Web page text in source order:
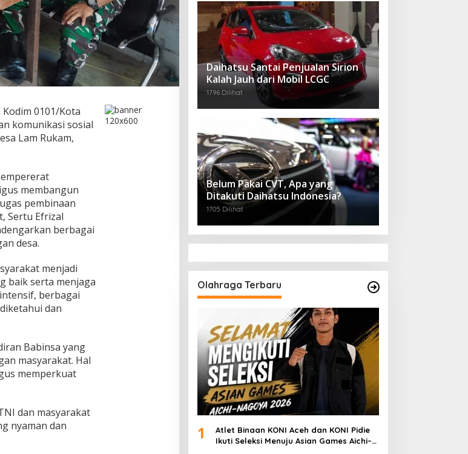
0101/Kota
komunikasi sosial
Lam Rukam,
membangun
pembinaan
Sertu Efrizal
berbagai
desa.
menjadi
baik serta menjaga
berbagai
dan
Babinsa yang
masyarakat. Hal
memperkuat
dan masyarakat
nyaman dan
Daihatsu Santai Penjualan Sirion
Kalah Jauh dari Mobil LCGC
1796 Dilihat
Belum Pakai CVT, Apa yang
Ditakuti Daihatsu Indonesia?
1705 Dilihat
Olahraga Terbaru
1
Atlet Binaan KONI Aceh dan KONI Pidie
Ikuti Seleksi Menuju Asian Games Aichi–